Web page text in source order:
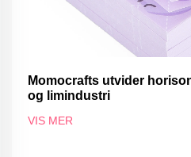
Momocrafts utvider
og limindustri
VIS MER